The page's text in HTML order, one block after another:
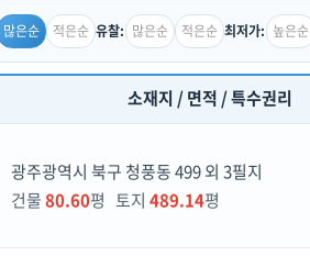
많은순 적은순 유찰: 많은순 적은순 최저가: 높은순
소재지 / 면적 / 특수권리
광주광역시 북구 청풍동 499 외 3필지
건물80.60평 토지 489.14평